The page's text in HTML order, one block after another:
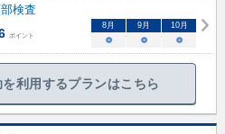
検査
ポイント
8月 9月 10月
○ ○ ○
利用するプランはこちら